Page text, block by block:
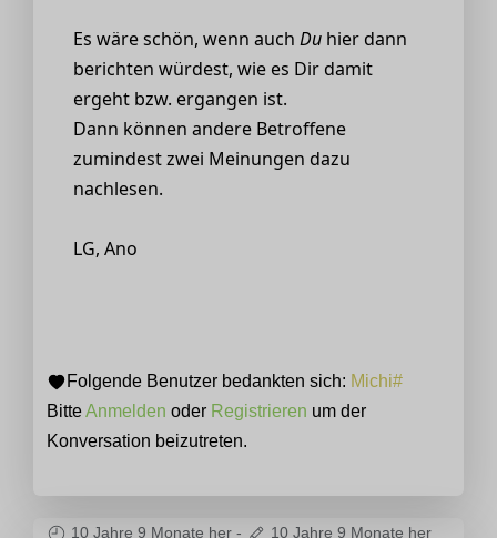
Es wäre schön, wenn auch Du hier dann
berichten würdest, wie es Dir damit
ergeht bzw. ergangen ist.
Dann können andere Betroffene
zumindest zwei Meinungen dazu
nachlesen.
LG, Ano
Folgende Benutzer bedankten sich: Michi#
BitteAnmelden oder Registrieren um der
Konversation beizutreten.
10 Jahre 9 Monate her -
10 Jahre 9 Monate her